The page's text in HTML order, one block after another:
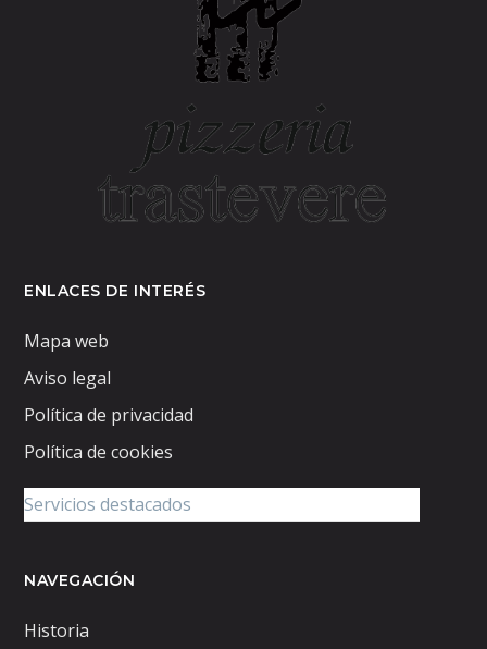
ENLACES DE INTERÉS
Mapa web
Aviso legal
Política de privacidad
Política de cookies
NAVEGACIÓN
Historia